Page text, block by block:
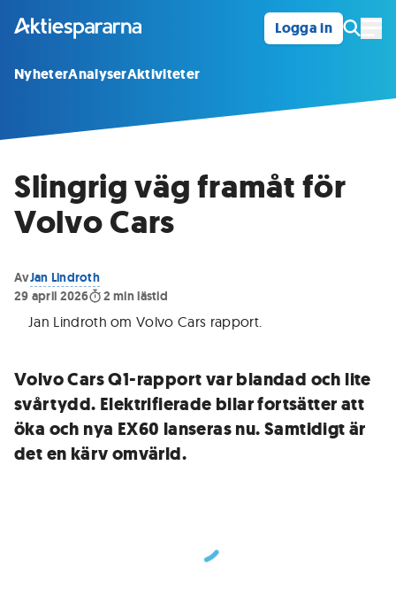
Logga in
NyheterAnalyserAktiviteter
Slingrig väg framåt för
Volvo Cars
AvJan Lindroth
29 april 2026
2 min lästid
Jan Lindroth om Volvo Cars rapport.
Volvo Cars Q1-rapport var blandad och lite
svårtydd. Elektrifierade bilar fortsätter att
öka och nya EX60 lanseras nu. Samtidigt är
det en kärv omvärld.